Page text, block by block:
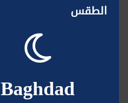
الطقس
Baghdad